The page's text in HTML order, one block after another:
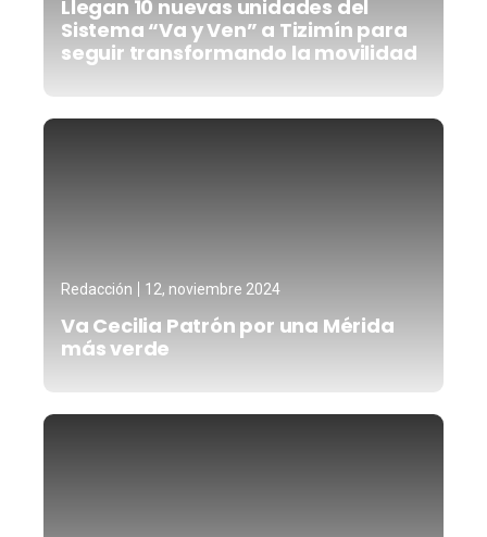
Llegan 10 nuevas unidades del
Sistema “Va y Ven” a Tizimín para
seguir transformando la movilidad
Redacción 12, noviembre 2024
Va Cecilia Patrón por una Mérida
más verde